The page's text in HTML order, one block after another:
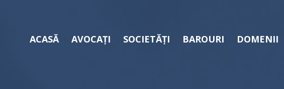
ACASĂ AVOCAȚI SOCIETĂȚI BAROURI DOMENII